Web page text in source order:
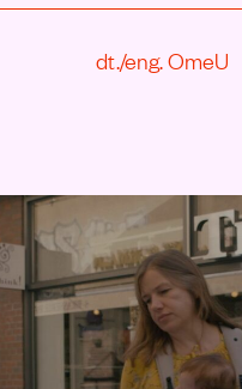
dt./eng. OmeU